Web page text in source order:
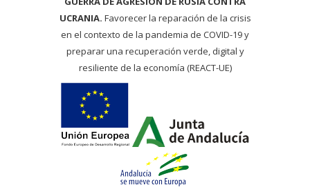
UCRANIA. Favorecer la reparación de la crisis
en el contexto de la pandemia de COVID-19 y
preparar una recuperación verde, digital y
resiliente de la economía (REACT-UE)